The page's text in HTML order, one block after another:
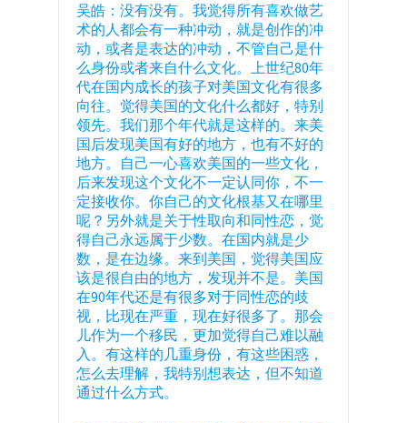
吴皓：没有没有。我觉得所有喜欢做艺
术的人都会有一种冲动，就是创作的冲
动，或者是表达的冲动，不管自己是什
么身份或者来自什么文化。上世纪80年
代在国内成长的孩子对美国文化有很多
向往。觉得美国的文化什么都好，特别
领先。我们那个年代就是这样的。来美
国后发现美国有好的地方，也有不好的
地方。自己一心喜欢美国的一些文化，
后来发现这个文化不一定认同你，不一
定接收你。你自己的文化根基又在哪里
呢？另外就是关于性取向和同性恋，觉
得自己永远属于少数。在国内就是少
数，是在边缘。来到美国，觉得美国应
该是很自由的地方，发现并不是。美国
在90年代还是有很多对于同性恋的歧
视，比现在严重，现在好很多了。那会
儿作为一个移民，更加觉得自己难以融
入。有这样的几重身份，有这些困惑，
怎么去理解，我特别想表达，但不知道
通过什么方式。